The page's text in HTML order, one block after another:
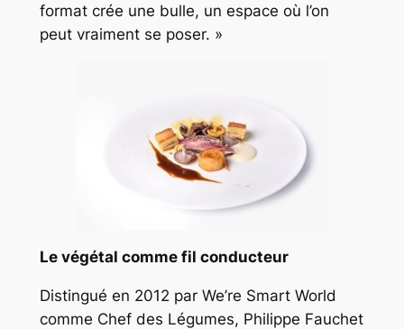
format crée une bulle, un espace où l’on
peut vraiment se poser. »
Le végétal comme fil conducteur
Distingué en 2012 par We’re Smart World
comme Chef des Légumes, Philippe Fauchet